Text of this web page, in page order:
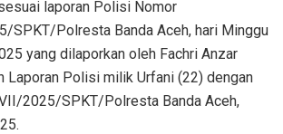
laporan Polisi Nomor
Polresta Banda Aceh, hari Minggu
yang dilaporkan oleh Fachri Anzar
Laporan Polisi milik Urfani (22) dengan
2025/SPKT/Polresta Banda Aceh,